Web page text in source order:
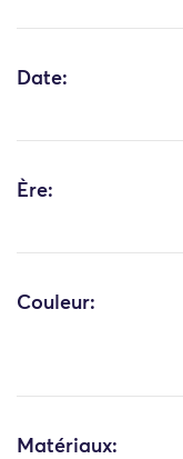
Date:
Ère:
Couleur:
Matériaux: